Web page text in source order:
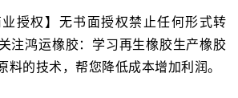
授权】无书面授权禁止任何形式转
注鸿运橡胶：学习再生橡胶生产橡胶
料的技术，帮您降低成本增加利润。